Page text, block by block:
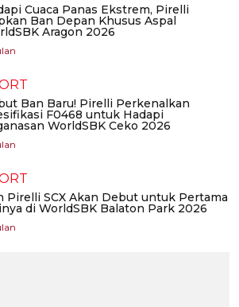
Cuaca Panas Ekstrem, Pirelli
Ban Depan Khusus Aspal
Aragon 2026
Ban Baru! Pirelli Perkenalkan
F0468 untuk Hadapi
WorldSBK Ceko 2026
Pirelli SCX Akan Debut untuk Pertama
di WorldSBK Balaton Park 2026